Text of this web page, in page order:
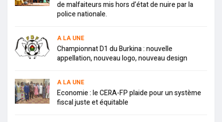
de malfaiteurs mis hors d’état de nuire par la
police nationale.
A LA UNE
Championnat D1 du Burkina : nouvelle
appellation, nouveau logo, nouveau design
A LA UNE
Economie : le CERA-FP plaide pour un système
fiscal juste et équitable